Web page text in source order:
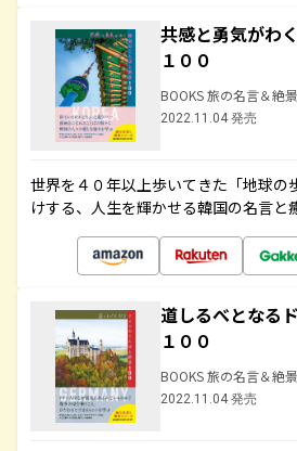
共感と勇気がわ
１００
BOOKS 旅の名言＆絶景
2022.11.04 発売
世界を４０年以上歩いてきた「地球の
けする、人生を輝かせる韓国の名言と
道しるべとなる
１００
BOOKS 旅の名言＆絶景
2022.11.04 発売